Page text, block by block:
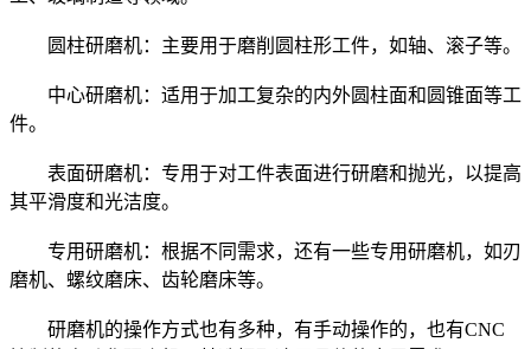
圆柱研磨机：主要用于磨削圆柱形工件，如轴、滚子等。
中心研磨机：适用于加工复杂的内外圆柱面和圆锥面等工
件。
表面研磨机：专用于对工件表面进行研磨和抛光，以提高
其平滑度和光洁度。
专用研磨机：根据不同需求，还有一些专用研磨机，如刃
磨机、螺纹磨床、齿轮磨床等。
研磨机的操作方式也有多种，有手动操作的，也有CNC